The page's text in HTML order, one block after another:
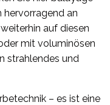
hervorragend an
auf diesen
mit voluminösen
strahlendes und
– es ist eine